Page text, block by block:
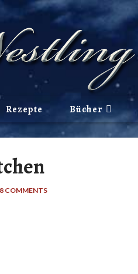
Rezepte Bücher
8 COMMENTS